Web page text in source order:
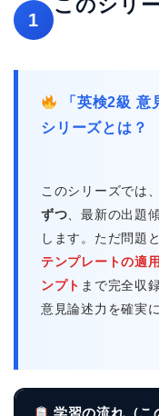
1
このシリ
「英検2級 意
シリーズとは？
このシリーズでは
ずつ 、最新の出題
します。ただ問題
テンプレートの適
ンプト まで完全収
意見論述力を確実
学習の流れ（こ